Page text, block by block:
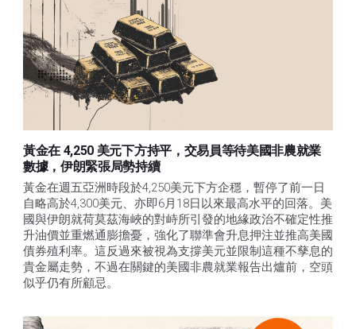
黃金在 4,250 美元下方持平，交易員等待美國非農就業
數據，伊朗緊張局勢持續
黃金在週五亞洲時段於4,250美元下方企穩，暫停了前一日
自略高於4,300美元、亦即6月18日以來最高水平的回落。美
國與伊朗就荷莫茲海峽的對峙所引發的地緣政治不確定性推
升油價並重燃通膨擔憂，強化了聯準會升息押注並推高美國
債券殖利率。這反過來被視為支撐美元並限制這種不孳息的
貴金屬走勢，不過在關鍵的美國非農就業報告出爐前，空頭
似乎仍有所顧忌。